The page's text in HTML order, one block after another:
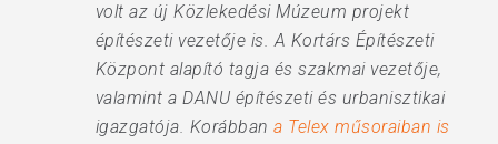
volt az új Közlekedési Múzeum projekt
építészeti vezetője is. A Kortárs Építészeti
Központ alapító tagja és szakmai vezetője,
valamint a DANU építészeti és urbanisztikai
igazgatója. Korábbana Telex műsoraiban is